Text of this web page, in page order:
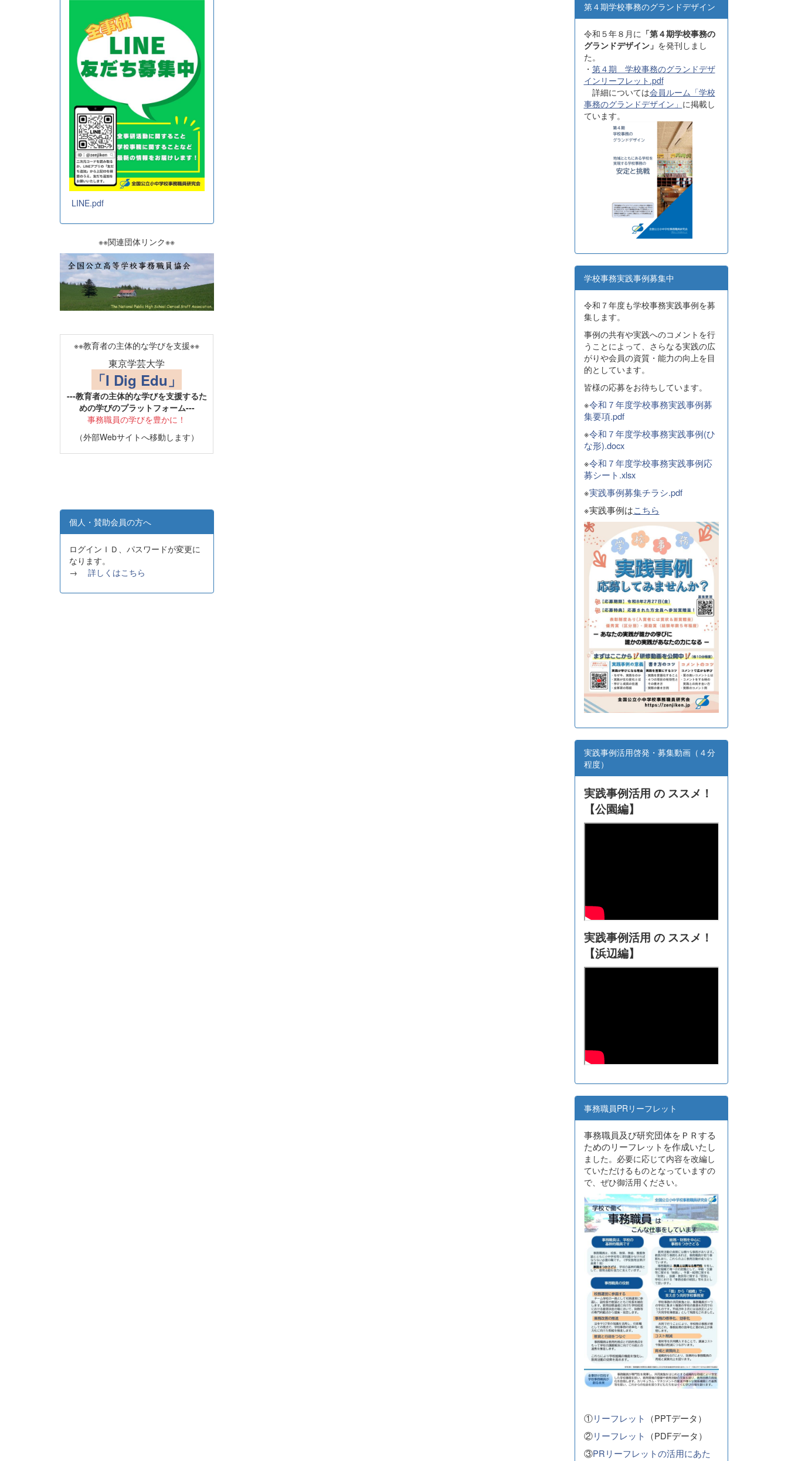
LINE.pdf
※※関連団体リンク※※
※※教育者の主体的な学びを支援※※
東京学芸大学
「I Dig Edu」
---教育者の主体的な学びを支援するた
めの学びのプラットフォーム---
事務職員の学びを豊かに！
（外部Webサイトへ移動します）
個人・賛助会員の方へ
ログインＩＤ、パスワードが変更に
なります。
→ 詳しくはこちら
第４期学校事務のグランドデザイン
令和５年８月に 「第４期学校事務の
グランドデザイン」 を発刊しまし
た。
・ 第４期 学校事務のグランドデザ
インリーフレット.pdf
詳細については会員ルーム「学校
事務のグランドデザイン」 に掲載し
ています。
学校事務実践事例募集中
令和７年度も学校事務実践事例を募
集します。
事例の共有や実践へのコメントを行
うことによって、さらなる実践の広
がりや会員の資質・能力の向上を目
的としています。
皆様の応募をお待ちしています。
※令和７年度学校事務実践事例募
集要項.pdf
※令和７年度学校事務実践事例(ひ
な形).docx
※令和７年度学校事務実践事例応
募シート.xlsx
※実践事例募集チラシ.pdf
※実践事例はこちら
実践事例活用啓発・募集動画（４分
程度）
実践事例活用 の ススメ！
【公園編】
実践事例活用 の ススメ！
【浜辺編】
事務職員PRリーフレット
事務職員及び研究団体をＰＲする
ためのリーフレットを作成いたし
ました。必要に応じて内容を改編し
ていただけるものとなっていますの
で、ぜひ御活用ください。
①リーフレット （PPTデータ）
②リーフレット （PDFデータ）
③PRリーフレットの活用にあた